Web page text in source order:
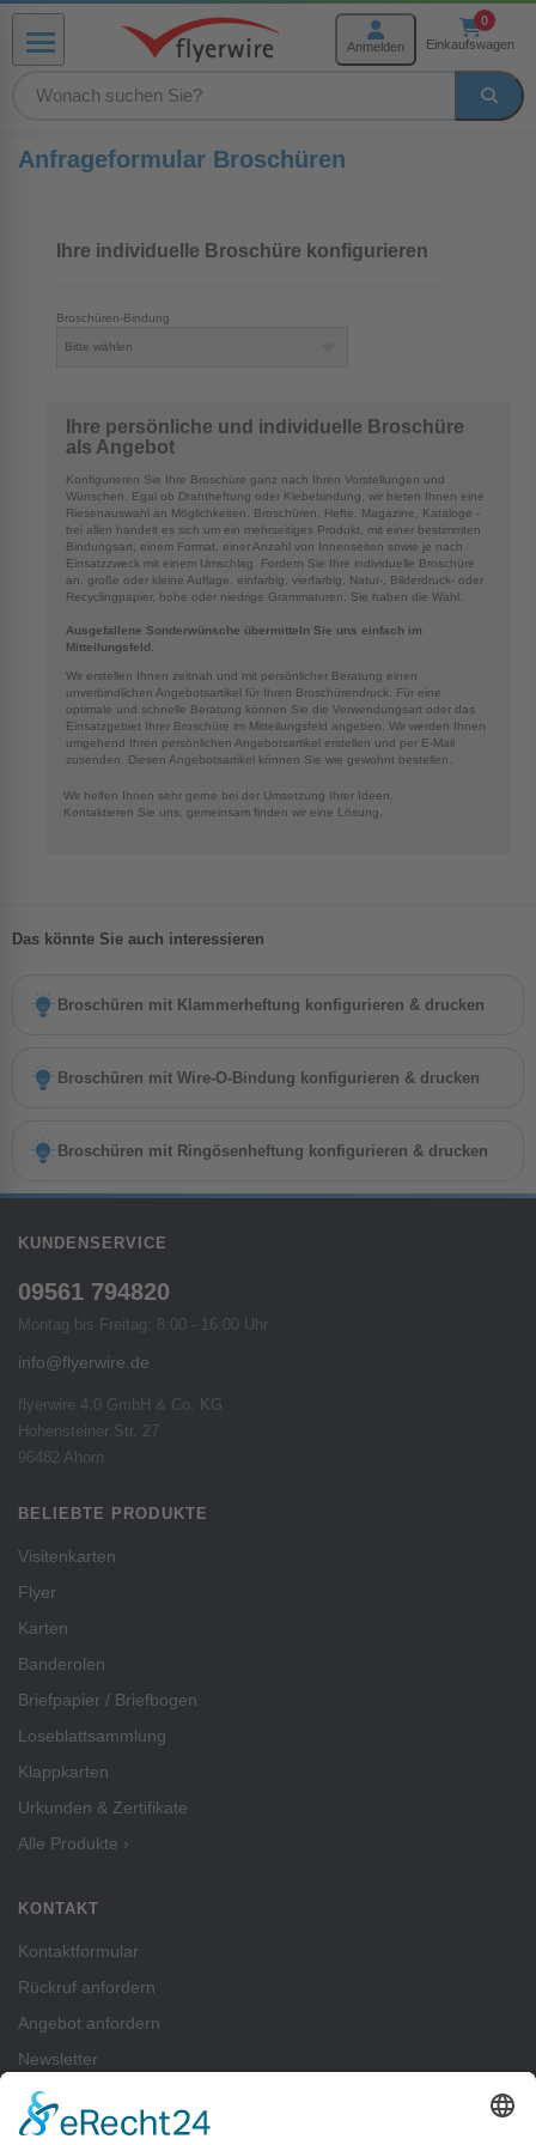
Zum Inhalt springen
Menü Anmelden
0
Einkaufswagen
Weiterverarbeitung
Hilfe und Service
Anfrageformular Broschüren
Ihre individuelle Broschüre konfigurieren
Broschüren-Bindung
Ihre persönliche und individuelle Broschüre
als Angebot
Konfigurieren Sie Ihre Broschüre ganz nach Ihren Vorstellungen und
Wünschen. Egal ob Drahtheftung oder Klebebindung, wir bieten Ihnen eine
Riesenauswahl an Möglichkeiten. Broschüren, Hefte, Magazine, Kataloge -
bei allen handelt es sich um ein mehrseitiges Produkt, mit einer bestimmten
Bindungsart, einem Format, einer Anzahl von Innenseiten sowie je nach
Einsatzzweck mit einem Umschlag. Fordern Sie Ihre individuelle Broschüre
an, große oder kleine Auflage, einfarbig, vierfarbig, Natur-, Bilderdruck- oder
Recyclingpapier, hohe oder niedrige Grammaturen. Sie haben die Wahl.
Ausgefallene Sonderwünsche übermitteln Sie uns einfach im
Mitteilungsfeld.
Wir erstellen Ihnen zeitnah und mit persönlicher Beratung einen
unverbindlichen Angebotsartikel für Ihren Broschürendruck. Für eine
optimale und schnelle Beratung können Sie die Verwendungsart oder das
Einsatzgebiet Ihrer Broschüre im Mitteilungsfeld angeben. Wir werden Ihnen
umgehend Ihren persönlichen Angebotsartikel erstellen und per E-Mail
zusenden. Diesen Angebotsartikel können Sie wie gewohnt bestellen.
Wir helfen Ihnen sehr gerne bei der Umsetzung Ihrer Ideen.
Kontaktieren Sie uns, gemeinsam finden wir eine Lösung.
Das könnte Sie auch interessieren
Broschüren mit Klammerheftung konfigurieren & drucken
Broschüren mit Wire-O-Bindung konfigurieren & drucken
Broschüren mit Ringösenheftung konfigurieren & drucken
KUNDENSERVICE
09561 794820
Montag bis Freitag: 8:00 - 16:00 Uhr
info@flyerwire.de
flyerwire 4.0 GmbH & Co. KG
Hohensteiner Str. 27
96482 Ahorn
BELIEBTE PRODUKTE
Visitenkarten
Flyer
Karten
Banderolen
Briefpapier / Briefbogen
Loseblattsammlung
Klappkarten
Urkunden & Zertifikate
Alle Produkte ›
KONTAKT
Kontaktformular
Rückruf anfordern
Angebot anfordern
Newsletter
ZAHLUNGSARTEN